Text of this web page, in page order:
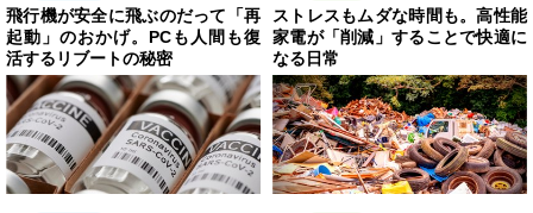
飛行機が安全に飛ぶのだって「再
起動」のおかげ。PCも人間も復
活するリブートの秘密
ストレスもムダな時間も。高性能
家電が「削減」することで快適に
なる日常